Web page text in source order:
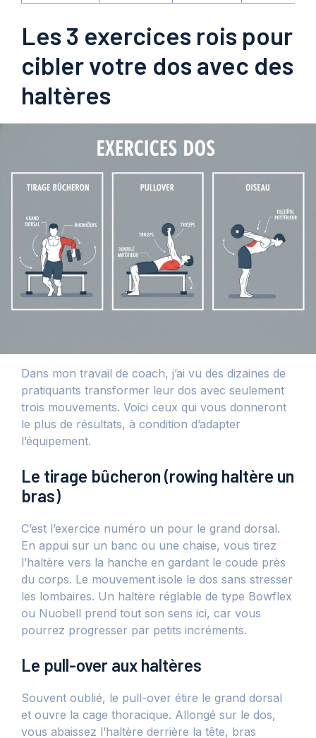
Les 3 exercices rois pour
cibler votre dos avec des
haltères
Dans mon travail de coach, j’ai vu des dizaines de
pratiquants transformer leur dos avec seulement
trois mouvements. Voici ceux qui vous donneront
le plus de résultats, à condition d’adapter
l’équipement.
Le tirage bûcheron (rowing haltère un
bras)
C’est l’exercice numéro un pour le grand dorsal.
En appui sur un banc ou une chaise, vous tirez
l’haltère vers la hanche en gardant le coude près
du corps. Le mouvement isole le dos sans stresser
les lombaires. Un haltère réglable de type Bowflex
ou Nuobell prend tout son sens ici, car vous
pourrez progresser par petits incréments.
Le pull-over aux haltères
Souvent oublié, le pull-over étire le grand dorsal
et ouvre la cage thoracique. Allongé sur le dos,
vous abaissez l’haltère derrière la tête, bras